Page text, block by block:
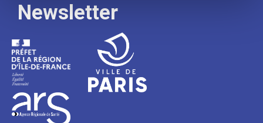
Newsletter